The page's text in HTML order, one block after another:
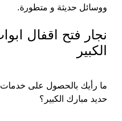
ووسائل حديثة و متطورة.
نجار فتح اقفال
الكبير
ما رأيك بالحصول على خدمات
حديد مبارك الكبير؟